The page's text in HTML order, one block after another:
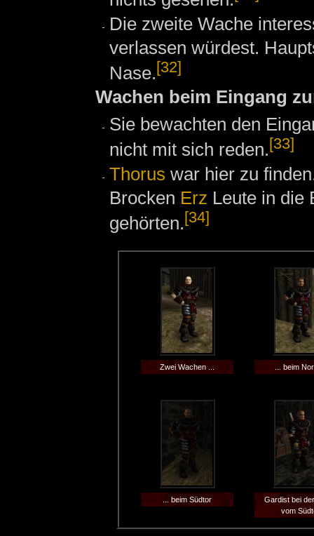
Die zweite Wache
verlassen würdest.
Nase.[32]
Wachen beim Eingang
Sie bewachten den
nicht mit sich reden. [33]
Thorus war hier zu
Brocken Erz Leute in die
gehörten. [34]
Zwei Wachen ... ... beim
... beim Südtor
Gardist bei
vom